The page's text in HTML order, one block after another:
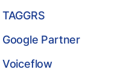
TAGGRS
Google Partner
Voiceflow